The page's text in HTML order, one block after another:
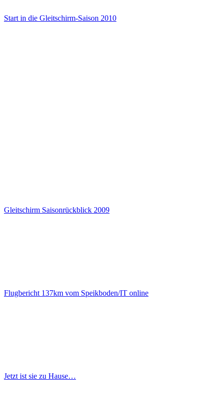
Start in die Gleitschirm-Saison 2010
Gleitschirm Saisonrückblick 2009
Flugbericht 137km vom Speikboden/IT online
Jetzt ist sie zu Hause…